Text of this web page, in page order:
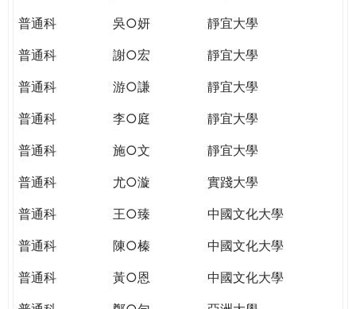
普通科
吳○妍
靜宜大學
普通科
謝○宏
靜宜大學
普通科
游○謙
靜宜大學
普通科
李○庭
靜宜大學
普通科
施○文
靜宜大學
普通科
尤○漩
實踐大學
普通科
王○臻
中國文化大學
普通科
陳○榛
中國文化大學
普通科
黃○恩
中國文化大學